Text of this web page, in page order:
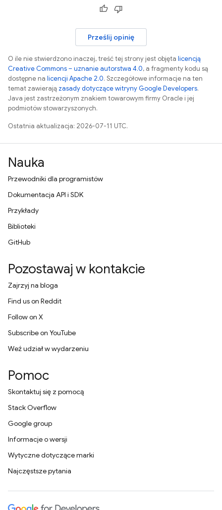
Prześlij opinię
O ile nie stwierdzono inaczej, treść tej strony jest objęta licencją
Creative Commons – uznanie autorstwa 4.0, a fragmenty kodu są
dostępne na licencji Apache 2.0. Szczegółowe informacje na ten
temat zawierają zasady dotyczące witryny Google Developers.
Java jest zastrzeżonym znakiem towarowym firmy Oracle i jej
podmiotów stowarzyszonych.
Ostatnia aktualizacja: 2026-07-11 UTC.
Nauka
Przewodniki dla programistów
Dokumentacja API i SDK
Przykłady
Biblioteki
GitHub
Pozostawaj w kontakcie
Zajrzyj na bloga
Find us on Reddit
Follow on X
Subscribe on YouTube
Weź udział w wydarzeniu
Pomoc
Skontaktuj się z pomocą
Stack Overflow
Google group
Informacje o wersji
Wytyczne dotyczące marki
Najczęstsze pytania